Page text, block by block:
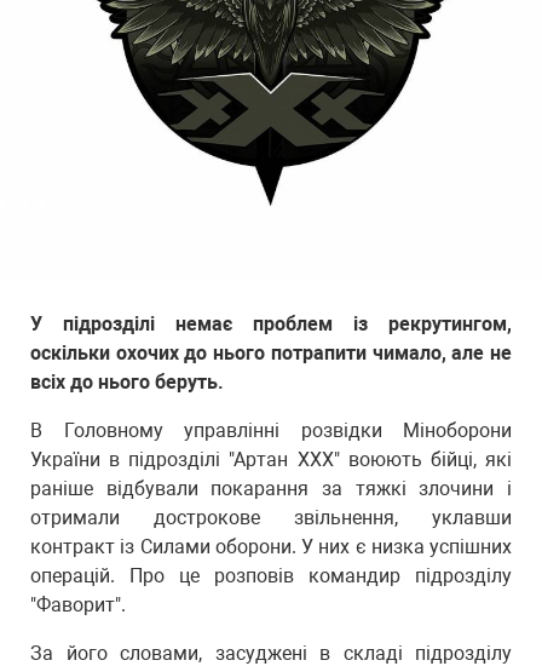
У підрозділі немає проблем із рекрутингом,
оскільки охочих до нього потрапити чимало, але не
всіх до нього беруть.
В Головному управлінні розвідки Міноборони
України в підрозділі "Артан ХХХ" воюють бійці, які
раніше відбували покарання за тяжкі злочини і
отримали дострокове звільнення, уклавши
контракт із Силами оборони. У них є низка успішних
операцій. Про це розповів командир підрозділу
"Фаворит".
За його словами, засуджені в складі підрозділу